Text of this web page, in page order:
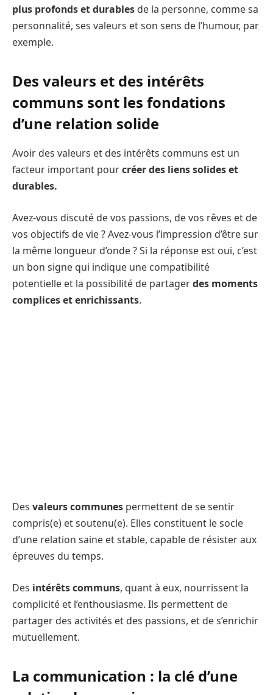
plus profonds et durables de la personne, comme sa
personnalité, ses valeurs et son sens de l’humour, par
exemple.
Des valeurs et des intérêts
communs sont les fondations
d’une relation solide
Avoir des valeurs et des intérêts communs est un
facteur important pourcréer des liens solides et
durables.
Avez-vous discuté de vos passions, de vos rêves et de
vos objectifs de vie ? Avez-vous l’impression d’être sur
la même longueur d’onde ? Si la réponse est oui, c’est
un bon signe qui indique une compatibilité
potentielle et la possibilité de partagerdes moments
complices et enrichissants.
Des valeurs communes permettent de se sentir
compris(e) et soutenu(e). Elles constituent le socle
d’une relation saine et stable, capable de résister aux
épreuves du temps.
Des intérêts communs, quant à eux, nourrissent la
complicité et l’enthousiasme. Ils permettent de
partager des activités et des passions, et de s’enrichir
mutuellement.
La communication : la clé d’une